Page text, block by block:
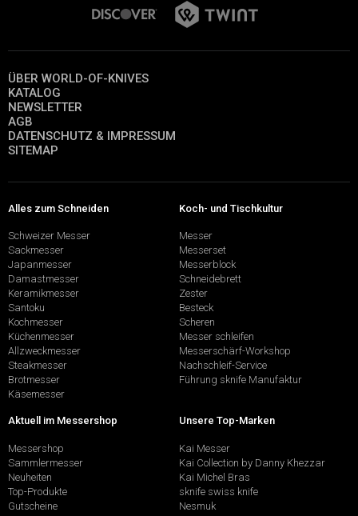
ÜBER WORLD-OF-KNIVES
KATALOG
NEWSLETTER
AGB
DATENSCHUTZ & IMPRESSUM
SITEMAP
Alles zum Schneiden
Schweizer Messer
Sackmesser
Japanmesser
Damastmesser
Keramikmesser
Santoku
Kochmesser
Küchenmesser
Allzweckmesser
Steakmesser
Brotmesser
Käsemesser
Koch- und Tischkultur
Messer
Messerset
Messerblock
Schneidebrett
Zester
Besteck
Scheren
Messer schleifen
Messerschärf-Workshop
Nachschleif-Service
Führung sknife Manufaktur
Aktuell im Messershop
Messershop
Sammlermesser
Neuheiten
Top-Produkte
Gutscheine
Unsere Top-Marken
Kai Messer
Kai Collection by Danny Khezzar
Kai Michel Bras
sknife swiss knife
Nesmuk